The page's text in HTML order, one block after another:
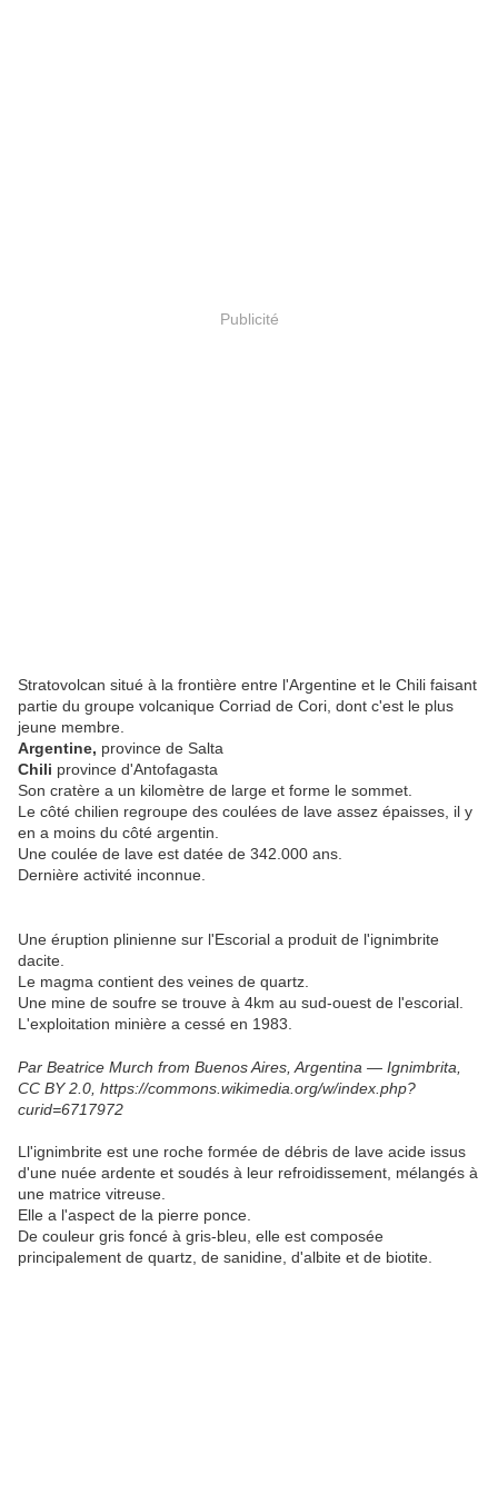
Publicité
Stratovolcan situé à la frontière entre l'Argentine et le Chili faisant
partie du groupe volcanique Corriad de Cori, dont c'est le plus
jeune membre.
Argentine, province de Salta
Chili province d'Antofagasta
Son cratère a un kilomètre de large et forme le sommet.
Le côté chilien regroupe des coulées de lave assez épaisses, il y
en a moins du côté argentin.
Une coulée de lave est datée de 342.000 ans.
Dernière activité inconnue.
Une éruption plinienne sur l'Escorial a produit de l'ignimbrite
dacite.
Le magma contient des veines de quartz.
Une mine de soufre se trouve à 4km au sud-ouest de l'escorial.
L'exploitation minière a cessé en 1983.
Par Beatrice Murch from Buenos Aires, Argentina — Ignimbrita,
CC BY 2.0, https://commons.wikimedia.org/w/index.php?
curid=6717972
Ll'ignimbrite est une roche formée de débris de lave acide issus
d'une nuée ardente et soudés à leur refroidissement, mélangés à
une matrice vitreuse.
Elle a l'aspect de la pierre ponce.
De couleur gris foncé à gris-bleu, elle est composée
principalement de quartz, de sanidine, d'albite et de biotite.